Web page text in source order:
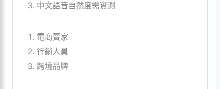
中文語音自然度需實測
電商賣家
行銷人員
跨境品牌